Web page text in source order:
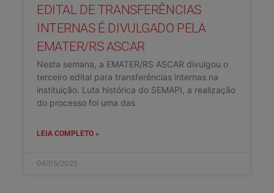
EDITAL DE TRANSFERÊNCIAS
INTERNAS É DIVULGADO PELA
EMATER/RS ASCAR
Nesta semana, a EMATER/RS ASCAR divulgou o
terceiro edital para transferências internas na
instituição. Luta histórica do SEMAPI, a realização
do processo foi uma das
LEIA COMPLETO »
06/05/2025